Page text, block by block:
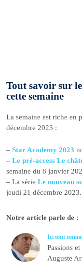
Tout savoir sur
cette semaine
La semaine est riche en
décembre 2023 :
–Star Academy 2023
–Le pré-access Le
semaine du 8 janvier
– La sérieLe nouveau
jeudi 21 décembre 2023.
Notre article parle de :
Ici tout
Passions
Auguste